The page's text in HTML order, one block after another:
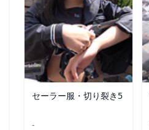
セーラー服・切り裂き5
-